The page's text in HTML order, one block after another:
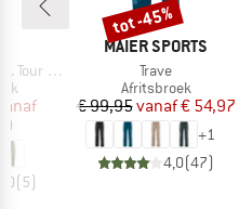
Pants Light
prijs
( 5)
MERK
MAIER SPORTS
Artikel
Trave
Productgroep
Afritsbroek
Prijs
€ 99,95 Verlaagde
vanaf€ 54,97
+1
4,0(47)
Korting
tot -45%